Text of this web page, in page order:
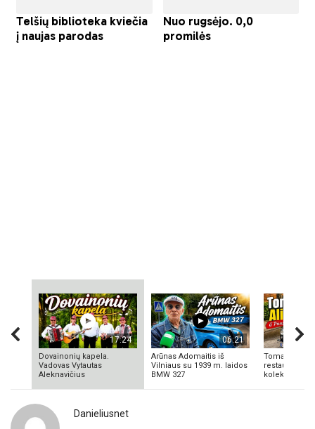
17:24
Dovainonių kapela.
Vadovas Vytautas
Aleknavičius
06:21
Arūnas Adomaitis iš
Vilniaus su 1939 m. laidos
BMW 327
Tomas
Danieliusnet